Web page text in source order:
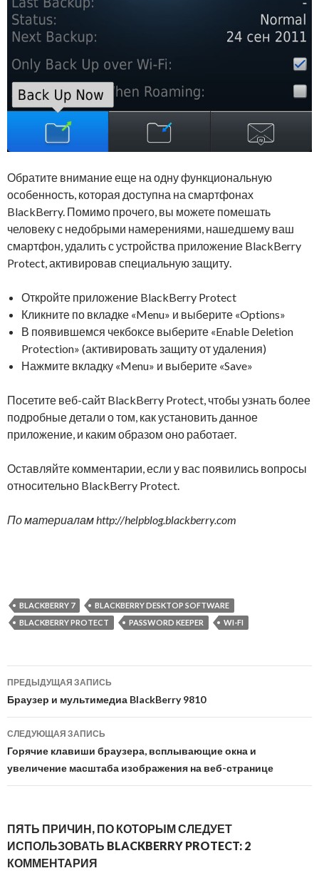
Обратите внимание еще на одну функциональную
особенность, которая доступна на смартфонах
BlackBerry. Помимо прочего, вы можете помешать
человеку с недобрыми намерениями, нашедшему ваш
смартфон, удалить с устройства приложение BlackBerry
Protect, активировав специальную защиту.
Откройте приложение BlackBerry Protect
Кликните по вкладке «Menu» и выберите «Options»
В появившемся чекбоксе выберите «Enable Deletion
Protection» (активировать защиту от удаления)
Нажмите вкладку «Menu» и выберите «Save»
Посетите веб-сайт BlackBerry Protect, чтобы узнать более
подробные детали о том, как установить данное
приложение, и каким образом оно работает.
Оставляйте комментарии, если у вас появились вопросы
относительно BlackBerry Protect.
По материалам http://helpblog.blackberry.com
BLACKBERRY 7
BLACKBERRY DESKTOP SOFTWARE
BLACKBERRY PROTECT
PASSWORD KEEPER WI-FI
Навигация
по
записям
ПРЕДЫДУЩАЯ ЗАПИСЬ
Браузер и мультимедиа BlackBerry 9810
СЛЕДУЮЩАЯ ЗАПИСЬ
Горячие клавиши браузера, всплывающие окна и
увеличение масштаба изображения на веб-странице
ПЯТЬ ПРИЧИН, ПО КОТОРЫМ СЛЕДУЕТ
ИСПОЛЬЗОВАТЬ BLACKBERRY PROTECT: 2
КОММЕНТАРИЯ